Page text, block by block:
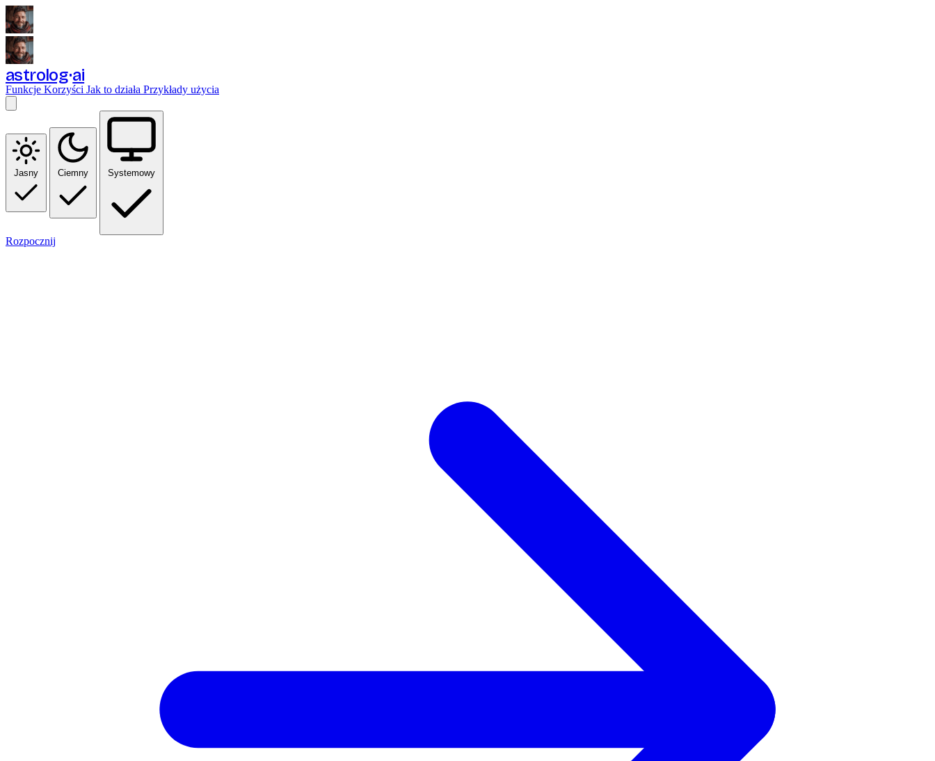
astrolog ai
Funkcje Korzyści Jak to działa Przykłady użycia
Jasny Ciemny Systemowy
Rozpocznij